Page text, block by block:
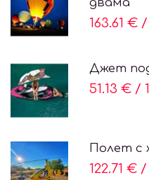
двама
163.61 € /
Джет
51.13 € /
Полет с
122.71 € /